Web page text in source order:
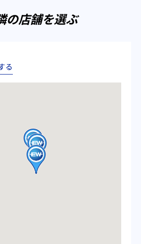
の店舗を選ぶ
る